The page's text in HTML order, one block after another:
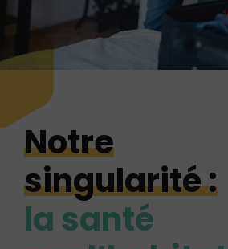
Notre
singularité :
la santé